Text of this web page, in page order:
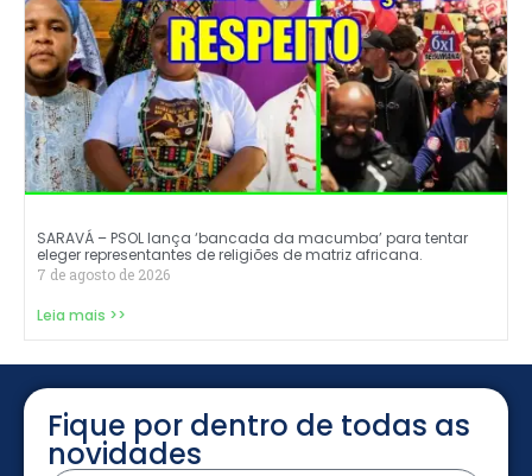
SARAVÁ – PSOL lança ‘bancada da macumba’ para tentar
eleger representantes de religiões de matriz africana.
7 de agosto de 2026
Leia mais >>
Fique por dentro de todas as
novidades